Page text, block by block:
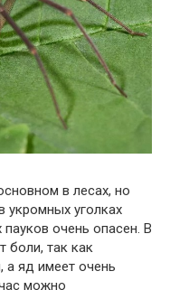
в лесах, но
укромных уголках
очень опасен. В
боли, так как
а яд имеет очень
можно